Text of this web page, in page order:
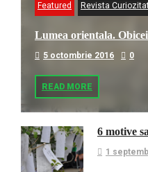
Featured Revista
Lumea orientala.
5 octombrie 2016 0
READ MORE
6 motive
1